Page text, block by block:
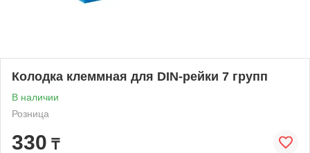
Колодка клеммная для DIN-рейки 7 групп
В наличии
Розница
330 ₸